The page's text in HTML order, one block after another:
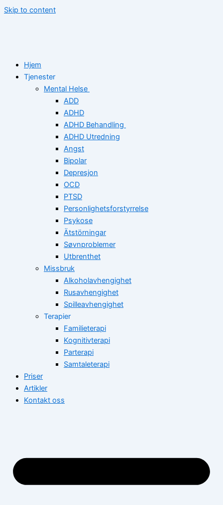
Skip to content
Hjem
Tjenester
Mental Helse
ADD
ADHD
ADHD Behandling
ADHD Utredning
Angst
Bipolar
Depresjon
OCD
PTSD
Personlighetsforstyrrelse
Psykose
Ätstörningar
Søvnproblemer
Utbrenthet
Missbruk
Alkoholavhengighet
Rusavhengighet
Spilleavhengighet
Terapier
Familieterapi
Kognitivterapi
Parterapi
Samtaleterapi
Priser
Artikler
Kontakt oss